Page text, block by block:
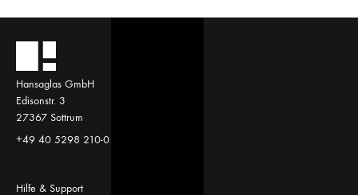
Hansaglas GmbH
Edisonstr. 3
27367 Sottrum
+49 40 5298 210-0
Hilfe & Support